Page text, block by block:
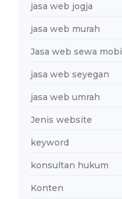
jasa web jogja
jasa web murah
Jasa web sewa mobil
jasa web seyegan
jasa web umrah
Jenis website
keyword
konsultan hukum
Konten